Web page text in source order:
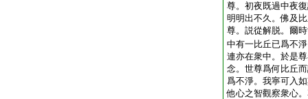
尊。初夜既過中夜
明明出不久。佛及
尊。説從解脱。爾
中有一比丘已爲不
連亦在衆中。於是
念。世尊爲何比丘
爲不淨。我寧可入
他心之智觀察衆心